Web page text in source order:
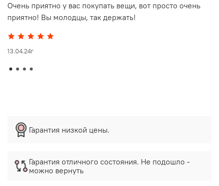
Очень приятно у вас покупать вещи, вот просто очень
приятно! Вы молодцы, так держать!
13.04.24г
Гарантия низкой цены.
Гарантия отличного состояния. Не подошло -
можно вернуть